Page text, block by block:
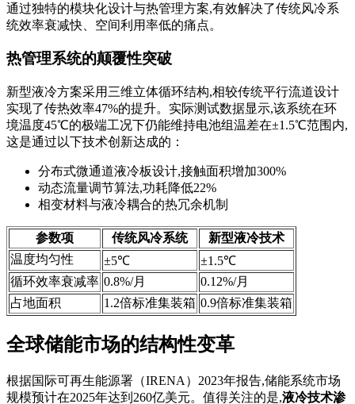
通过独特的模块化设计与热管理方案,有效解决了传统风冷系
统效率衰减快、空间利用率低的痛点。
热管理系统的颠覆性突破
新型液冷方案采用三维立体循环结构,相较传统平行流道设计
实现了传热效率47%的提升。实际测试数据显示,该系统在环
境温度45℃的极端工况下仍能维持电池组温差在±1.5℃范围内,
这是通过以下技术创新达成的：
分布式微通道液冷板设计,接触面积增加300%
动态流量调节算法,功耗降低22%
相变材料与液冷耦合的热冗余机制
参数项 传统风冷系统
新型液冷技术
温度均匀性
±5℃
±1.5℃
循环效率衰减率 0.8%/月
0.12%/月
占地面积
1.2倍标准集装箱 0.9倍标准集装箱
全球储能市场的结构性变革
根据国际可再生能源署（IRENA）2023年报告,储能系统市场
规模预计在2025年达到260亿美元。值得关注的是,液冷技术渗